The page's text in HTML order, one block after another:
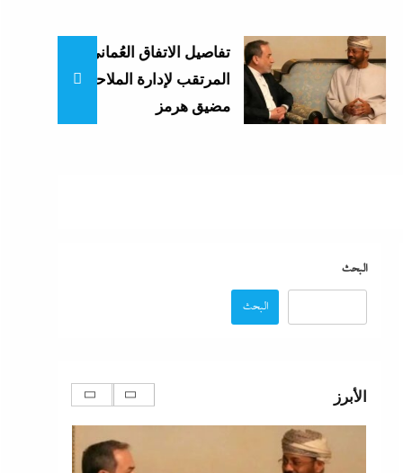
تفاصيل الاتفاق العُماني-الإيراني
المرتقب لإدارة الملاحة في
مضيق هرمز
البحث
البحث
الأبرز
بين الجيش الإثيوبي وقوات تيجراي..ونظام آبي
أحمد يرتعب
16 أغسطس، 2024
مدبولي:”مخزون مصر يكفي سنة
16 أغسطس، 2024